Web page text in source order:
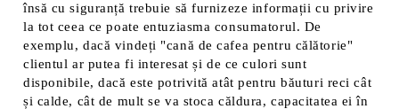
însă cu siguranță trebuie să furnizeze informații cu privire
la tot ceea ce poate entuziasma consumatorul. De
exemplu, dacă vindeți "cană de cafea pentru călătorie"
clientul ar putea fi interesat și de ce culori sunt
disponibile, dacă este potrivită atât pentru băuturi reci cât
și calde, cât de mult se va stoca căldura, capacitatea ei în